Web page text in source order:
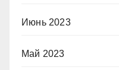
Июнь 2023
Май 2023